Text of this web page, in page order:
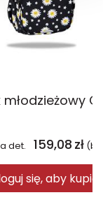
det. 159,08 zł
się, aby kupić